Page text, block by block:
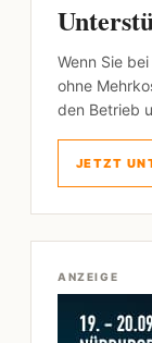
Wenn Sie
ohne
den Betrieb
JETZT
ANZEIGE